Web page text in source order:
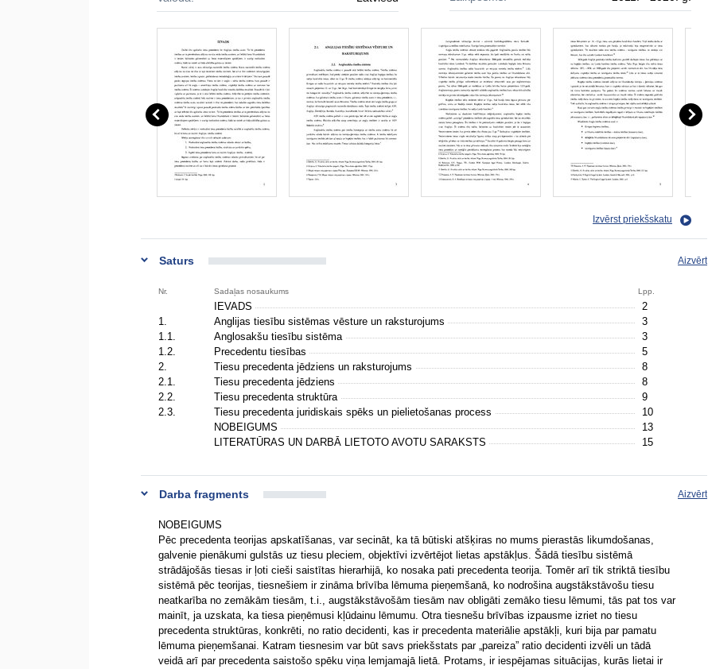
Izvērst priekšskatu
Saturs Aizvērt
Nr. Sadaļas nosaukums Lpp.
IEVADS
2
1.
Anglijas tiesību sistēmas vēsture un raksturojums
3
1.1.
Anglosakšu tiesību sistēma
3
1.2.
Precedentu tiesības
5
2.
Tiesu precedenta jēdziens un raksturojums
8
2.1.
Tiesu precedenta jēdziens
8
2.2.
Tiesu precedenta struktūra
9
2.3.
Tiesu precedenta juridiskais spēks un pielietošanas process
10
NOBEIGUMS
13
LITERATŪRAS UN DARBĀ LIETOTO AVOTU SARAKSTS
15
Darba fragments Aizvērt
NOBEIGUMS
Pēc precedenta teorijas apskatīšanas, var secināt, ka tā būtiski atšķiras no mums pierastās likumdošanas,
galvenie pienākumi gulstās uz tiesu pleciem, objektīvi izvērtējot lietas apstākļus. Šādā tiesību sistēmā
strādājošās tiesas ir ļoti cieši saistītas hierarhijā, ko nosaka pati precedenta teorija. Tomēr arī tik striktā tiesību
sistēmā pēc teorijas, tiesnešiem ir zināma brīvība lēmuma pieņemšanā, ko nodrošina augstākstāvošu tiesu
neatkarība no zemākām tiesām, t.i., augstākstāvošām tiesām nav obligāti zemāko tiesu lēmumi, tās pat tos var
mainīt, ja uzskata, ka tiesa pieņēmusi kļūdainu lēmumu. Otra tiesnešu brīvības izpausme izriet no tiesu
precedenta struktūras, konkrēti, no ratio decidenti, kas ir precedenta materiālie apstākļi, kuri bija par pamatu
lēmuma pieņemšanai. Katram tiesnesim var būt savs priekšstats par „pareiza” ratio decidenti izvēli un tādā
veidā arī par precedenta saistošo spēku viņa lemjamajā lietā. Protams, ir iespējamas situācijas, kurās lietai ir